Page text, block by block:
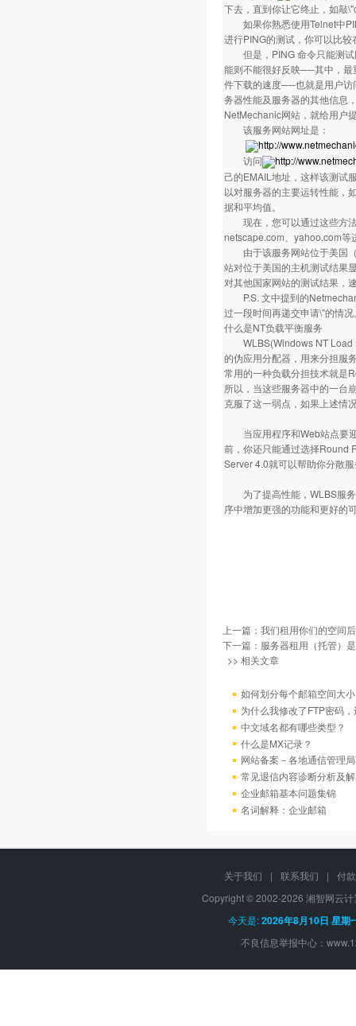
下去，直到你让它终止，如敲
如果你熟悉使用Telnet中
进行PING的测试，你可以比
但是，PING 命令只能测试
能则不能很好反映──其中，最
件下载的速度──也就是用户访
务器性能及服务器的其他信息
NetMechanic网站，就给用户
该服务网站网址是
http://
访问
http://
己的EMAIL地址，这样该测试
以对服务器的主要运转性能，
据和平均值。
现在，您可以通过这些方法
netscape.com、yahoo.com等
由于该服务网站位于美国（
站对位于美国的主机测试结果
对其他国家网站的测试结果，
P.S. 文中提到的
过一段时间再递交申请\"的情
什么是NT负载平衡服务
WLBS(Windows NT Load
的伪应用分配器，用来分担服
常用的一种负载分担技术就是
所以，当这些服务器中的一台
克服了这一弱点，如果上述
当应用程序和Web站点要迎
前，你还只能通过选择Round
Server 4.0就可以帮助你分散
为了提高性能，WLBS服务
序中增加更强的功能和更好的
上一篇： 我们租用你们的空间
下一篇： 服务器租用（托管）
>> 相关文章
如何划分每个邮箱空间大
为什么我修改了FTP密码
中文域名都有哪些类型？
什么是MX记录？
网站备案－各地通信管理
常见退信内容诊断分析及
企业邮箱基本问题集锦
名词解释：企业邮箱
关于我们 | 联系我们 |
付
Copyright © 2002-2026 湘智网云
今天是:2026年8月10日 星期
不良信息举报中心：